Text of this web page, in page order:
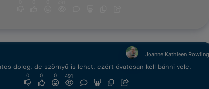
Joanne Kathleen Rowling
dolog, de szörnyű is lehet, ezért óvatosan kell bánni vele.
0 0 0 491